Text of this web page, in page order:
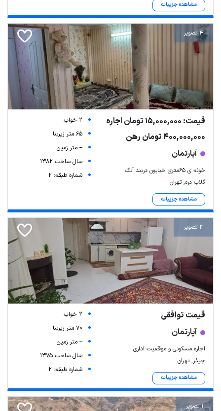
مشاهده جزییات
4 تصویر
قیمت: 15,000,000 تومان اجاره
400,000,000 تومان رهن
آپارتمان
خونه ی 65متری خیابون دربند آبک
گلاب دره, تهران
مشاهده جزییات
2 خواب
65 متر زیربنا
-- متر زمین
سال ساخت 1382
شماره طبقه: 2
3 تصویر
قیمت توافقی
آپارتمان
اجاره مسکونی و موقعیت اداری
چیذر, تهران
مشاهده جزییات
2 خواب
70 متر زیربنا
-- متر زمین
سال ساخت 1375
شماره طبقه: 2
1 تصویر